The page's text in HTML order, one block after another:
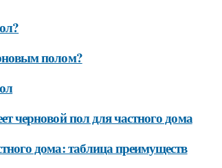
полом?
черновой пол для частного дома
дома: таблица преимуществ